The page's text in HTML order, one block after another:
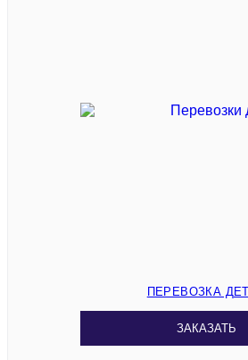
ПЕРЕВОЗКА
ЗАКАЗАТЬ